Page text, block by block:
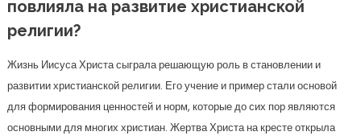
повлияла на развитие христианской
религии?
Жизнь Иисуса Христа сыграла решающую роль в становлении и
развитии христианской религии. Его учение и пример стали основой
для формирования ценностей и норм, которые до сих пор являются
основными для многих христиан. Жертва Христа на кресте открыла